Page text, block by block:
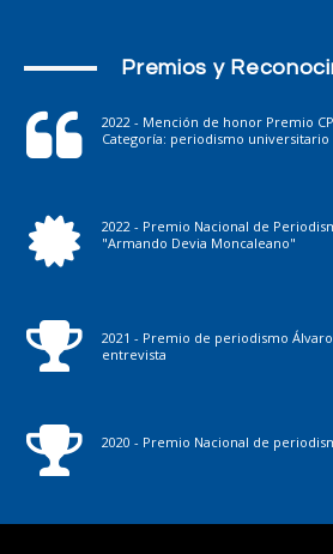
Premios y
2022 - Mención de honor Premio
Categoría: periodismo universitario
2022 - Premio Nacional de
"Armando Devia Moncaleano"
2021 - Premio de periodismo
entrevista
2020 - Premio Nacional de